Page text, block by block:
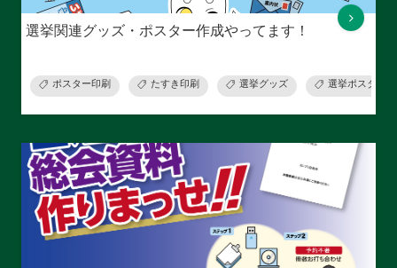
選挙関連グッズ・ポスター作成やってます！
ポスター印刷 たすき印刷 選挙グッズ 選挙ポスター